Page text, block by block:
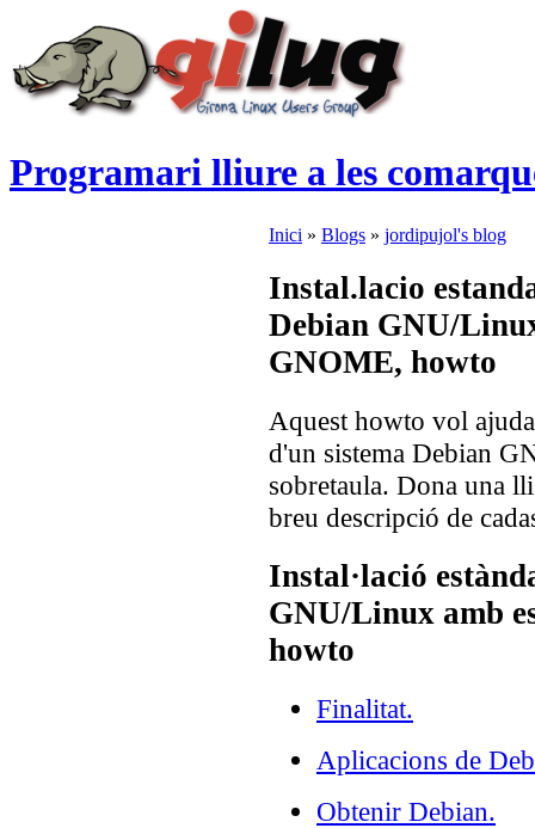
Programari lliure a les
Inici » Blogs » jordipujol's blog
Instal.lacio
Debian GNU/
GNOME, howto
Aquest howto vol
d'un sistema Debian
sobretaula. Dona una
breu descripció de
Instal·lació
GNU/Linux amb
howto
Finalitat.
Aplicacions de
Obtenir Debian.